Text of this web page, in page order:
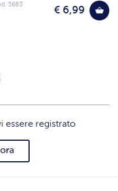
€ 6,99
5683
essere registrato